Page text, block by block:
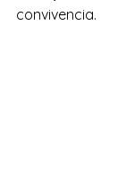
convivencia.